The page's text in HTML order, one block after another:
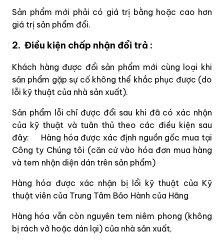
Sản phẩm mới phải có giá trị bằng hoặc cao hơn
giá trị sản phẩm đổi.
2. Điều kiện chấp nhận đổi trả :
Khách hàng được đổi sản phẩm mới cùng loại khi
sản phẩm gặp sự cố không thể khắc phục được (do
lỗi kỹ thuật của nhà sản xuất).
Sản phẩm lỗi chỉ được đổi sau khi đã có xác nhận
của kỹ thuật và tuân thủ theo các điều kiện sau
đây: Hàng hóa được xác định nguồn gốc mua tại
Công ty Chúng tôi (căn cứ vào hóa đơn mua hàng
và tem nhận diện dán trên sản phẩm)
Hàng hóa được xác nhận bị lổi kỹ thuật của Kỹ
thuật viên của Trung Tâm Bảo Hành của Hãng
Hàng hóa vẫn còn nguyên tem niêm phong (không
bị rách vở hoặc dán lại) của nhà sản xuất,